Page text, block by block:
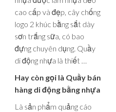
cao cấp và đẹp, cây chống
logo 2 khúc bằng sắt dày
sơn trắng sữa, có bao
đựng chuyên dụng. Quầy
di động nhựa là thiết …
Hay còn gọi là Quầy bán
hàng di động bằng nhựa
Là sản phẩm quảng cáo